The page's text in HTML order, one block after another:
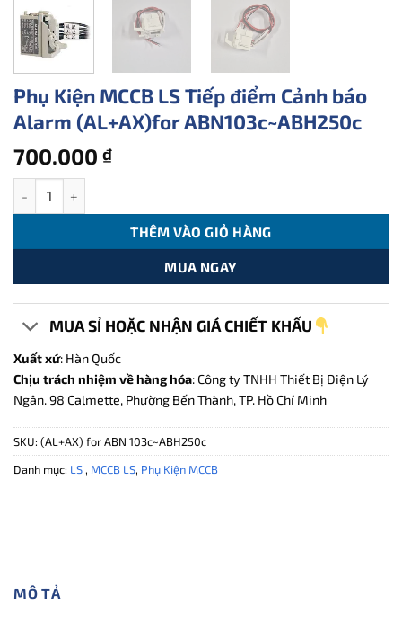
Phụ Kiện MCCB LS Tiếp điểm Cảnh báo
Alarm (AL+AX)for ABN103c~ABH250c
700.000 ₫
THÊM VÀO GIỎ HÀNG
MUA NGAY
MUA SỈ HOẶC NHẬN GIÁ CHIẾT KHẤU
Xuất xứ: Hàn Quốc
Chịu trách nhiệm về hàng hóa: Công ty TNHH Thiết Bị Điện Lý
Ngân. 98 Calmette, Phường Bến Thành, TP. Hồ Chí Minh
SKU: (AL+AX) for ABN 103c~ABH250c
Danh mục: LS , MCCB LS, Phụ Kiện MCCB
MÔ TẢ